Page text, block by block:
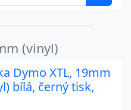
(vinyl)
Dymo XTL, 19mm
bílá, černý tisk,